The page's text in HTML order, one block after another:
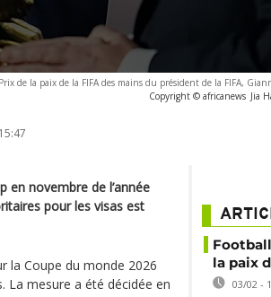
de la paix de la FIFA des mains du président de la FIFA,
Copyright © africanews Jia
en novembre de l’année
pour les visas est
la Coupe du monde 2026
La mesure a été décidée en
la paix
03/02 -